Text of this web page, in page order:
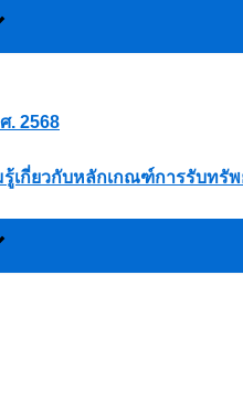
. 2568
กี่ยวกับหลักเกณฑ์การรับทรั